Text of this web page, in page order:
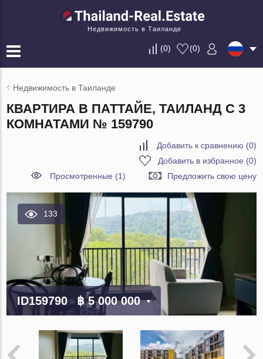
Недвижимость в Таиланде
(0) (0)
Недвижимость в Таиланде
КВАРТИРА В ПАТТАЙЕ, ТАИЛАНД С 3
КОМНАТАМИ № 159790
Добавить к сравнению (0)
Добавить в избранное (0)
Просмотренные (1)
Предложить свою цену
133
ID159790 ฿ 5 000 000